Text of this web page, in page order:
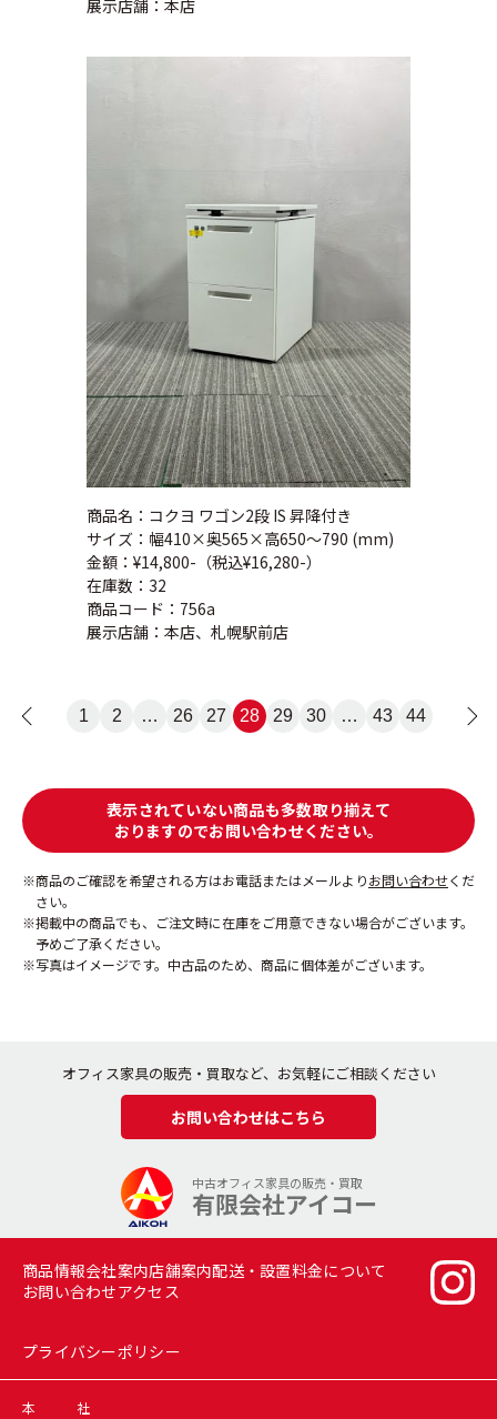
展示店舗：本店
商品名：コクヨ ワゴン2段 IS 昇降付き
サイズ：幅410×奥565×高650～790 (mm)
金額：¥14,800-（税込¥16,280-）
在庫数：32
商品コード：756a
展示店舗：本店、札幌駅前店
1 2 … 26 27 28 29 30 … 43 44
表示されていない商品も多数取り揃えて
おりますのでお問い合わせください。
商品のご確認を希望される方はお電話またはメールよりお問い合わせくだ
さい。
掲載中の商品でも、ご注文時に在庫をご用意できない場合がございます。
予めご了承ください。
写真はイメージです。中古品のため、商品に個体差がございます。
オフィス家具の販売・買取など、お気軽にご相談ください
お問い合わせはこちら
中古オフィス家具の販売・買取
有限会社アイコー
商品情報会社案内店舗案内配送・設置料金について
お問い合わせアクセス
プライバシーポリシー
本 社